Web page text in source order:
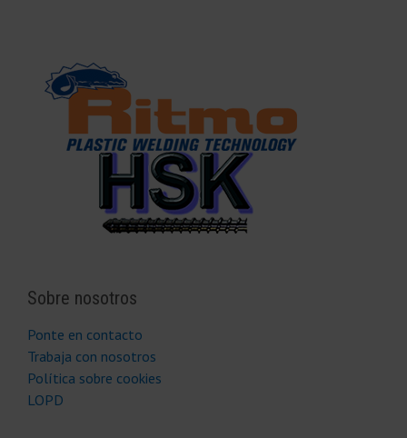
Sobre nosotros
Ponte en contacto
Trabaja con nosotros
Política sobre cookies
LOPD